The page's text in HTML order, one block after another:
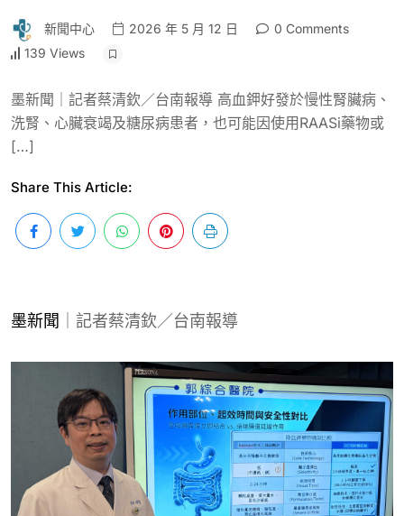
新聞中心 2026 年 5 月 12 日
0 Comments
139 Views
墨新聞｜記者蔡清欽／台南報導 高血鉀好發於慢性腎臟病、
洗腎、心臟衰竭及糖尿病患者，也可能因使用RAASi藥物或
[…]
Share This Article:
墨新聞 ｜記者蔡清欽／台南報導